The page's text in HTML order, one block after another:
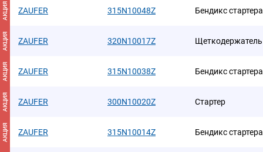
АКЦИЯ ZAUFER 315N10048Z Бендикс стартера
АКЦИЯ ZAUFER 320N10017Z Щеткодержатель
АКЦИЯ ZAUFER 315N10038Z Бендикс стартера
АКЦИЯ ZAUFER 300N10020Z Стартер
АКЦИЯ ZAUFER 315N10014Z Бендикс стартера